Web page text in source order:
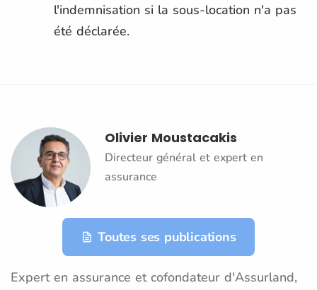
l'indemnisation si la sous-location n'a pas
été déclarée.
Olivier Moustacakis
Directeur général et expert en
assurance
Toutes ses publications
Expert en assurance et cofondateur d'Assurland,